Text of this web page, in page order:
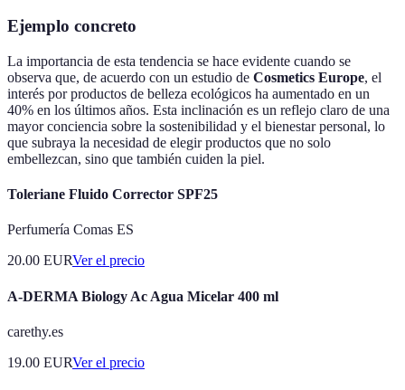
Ejemplo concreto
La importancia de esta tendencia se hace evidente cuando se
observa que, de acuerdo con un estudio de Cosmetics Europe, el
interés por productos de belleza ecológicos ha aumentado en un
40% en los últimos años. Esta inclinación es un reflejo claro de una
mayor conciencia sobre la sostenibilidad y el bienestar personal, lo
que subraya la necesidad de elegir productos que no solo
embellezcan, sino que también cuiden la piel.
Toleriane Fluido Corrector SPF25
Perfumería Comas ES
20.00 EURVer el precio
A-DERMA Biology Ac Agua Micelar 400 ml
carethy.es
19.00 EURVer el precio